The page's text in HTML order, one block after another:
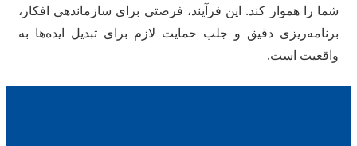
شما را هموار کند. این فرآیند، فرصتی برای سازماندهی افکار،
برنامه‌ریزی دقیق و جلب حمایت لازم برای تبدیل ایده‌ها به
واقعیت است.